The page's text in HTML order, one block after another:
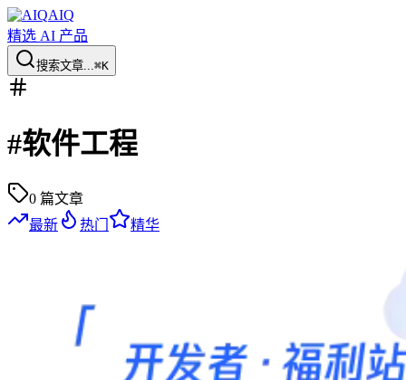
AIQ
精选 AI 产品
搜索文章...⌘K
#软件工程
0 篇文章
最新
热门 精华